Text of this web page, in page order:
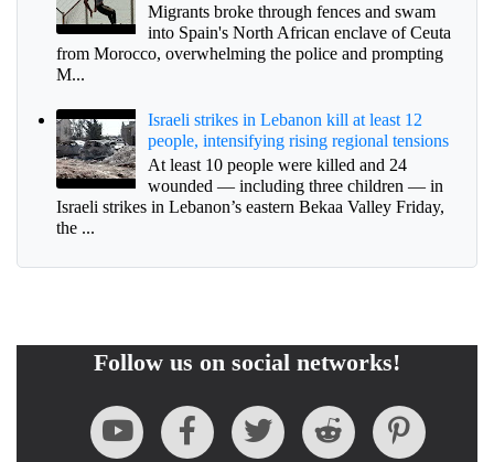
Migrants broke through fences and swam
into Spain's North African enclave of Ceuta
from Morocco, overwhelming the police and prompting
M...
Israeli strikes in Lebanon kill at least 12
people, intensifying rising regional tensions
At least 10 people were killed and 24
wounded — including three children — in
Israeli strikes in Lebanon’s eastern Bekaa Valley Friday,
the ...
Follow us on social networks!